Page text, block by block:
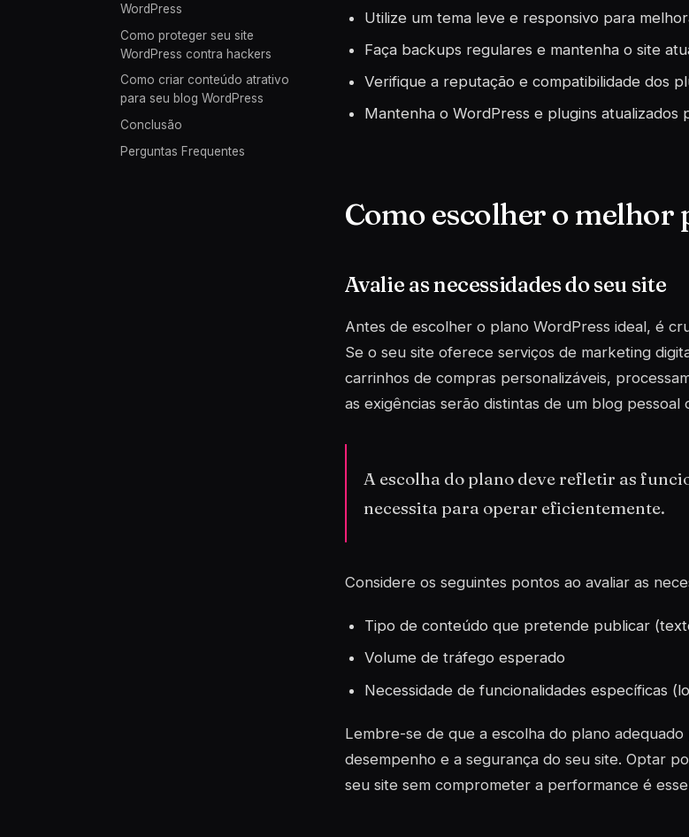
WordPress
Como proteger seu site
WordPress contra hackers
Como criar conteúdo atrativo
para seu blog WordPress
Conclusão
Perguntas Frequentes
Utilize um tema leve e responsivo para
Faça backups regulares e mantenha o site
Verifique a reputação e compatibilidade dos
Mantenha o WordPress e plugins atualizados
Como escolher o melhor
Avalie as necessidades do seu site
Antes de escolher o plano WordPress ideal, é
Se o seu site oferece serviços de marketing
carrinhos de compras personalizáveis,
as exigências serão distintas de um blog
A escolha do plano deve refletir as
necessita para operar eficientemente.
Considere os seguintes pontos ao avaliar as
Tipo de conteúdo que pretende publicar
Volume de tráfego esperado
Necessidade de funcionalidades específicas
Lembre-se de que a escolha do plano
desempenho e a segurança do seu site. Optar
seu site sem comprometer a performance é